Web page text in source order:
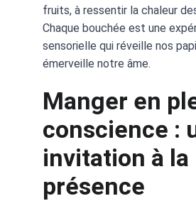
fruits, à ressentir la chaleur
Chaque bouchée est une
sensorielle qui réveille nos
émerveille notre âme.
Manger en
conscience :
invitation à la
présence